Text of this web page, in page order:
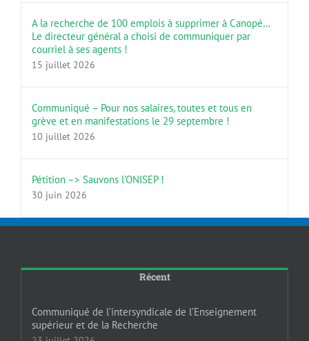
A la recherche de 100 emplois à supprimer à Canopé…
Le directeur général a choisi de communiquer par
courriel à ses agents !
15 juillet 2026
Communiqué – Pour nos salaires, toutes et tous en
grève et en manifestations le 29 septembre !
10 juillet 2026
Pétition –> Sauvons l’ONISEP !
30 juin 2026
Récent
Communiqué de l’intersyndicale de l’Enseignement
supérieur et de la Recherche